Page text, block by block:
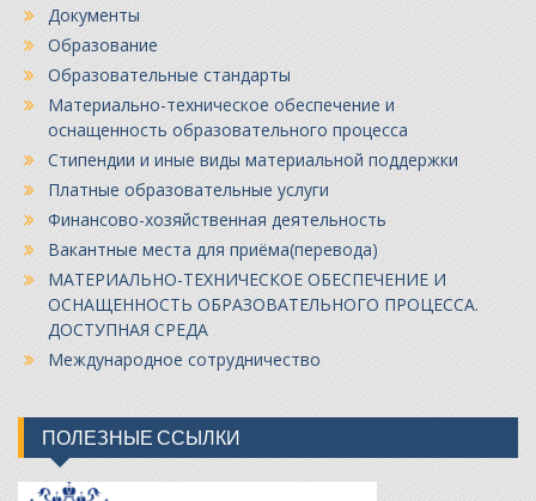
Документы
Образование
Образовательные стандарты
Материально-техническое обеспечение и
оснащенность образовательного процесса
Стипендии и иные виды материальной поддержки
Платные образовательные услуги
Финансово-хозяйственная деятельность
Вакантные места для приёма(перевода)
МАТЕРИАЛЬНО-ТЕХНИЧЕСКОЕ ОБЕСПЕЧЕНИЕ И
ОСНАЩЕННОСТЬ ОБРАЗОВАТЕЛЬНОГО ПРОЦЕССА.
ДОСТУПНАЯ СРЕДА
Международное сотрудничество
ПОЛЕЗНЫЕ ССЫЛКИ